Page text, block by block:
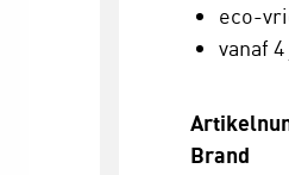
eco-
vanaf
Brand